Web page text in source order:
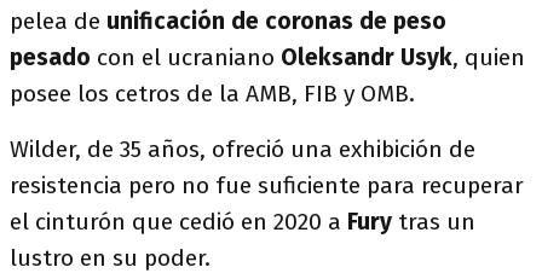
pelea de unificación de coronas de peso
pesado con el ucraniano Oleksandr Usyk, quien
posee los cetros de la AMB, FIB y OMB.
Wilder, de 35 años, ofreció una exhibición de
resistencia pero no fue suficiente para recuperar
el cinturón que cedió en 2020 a Fury tras un
lustro en su poder.